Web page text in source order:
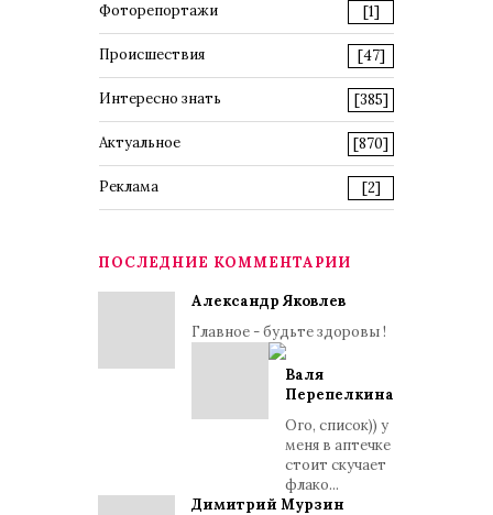
Фоторепортажи [1]
Происшествия [47]
Интересно знать [385]
Актуальное [870]
Реклама [2]
ПОСЛЕДНИЕ КОММЕНТАРИИ
Александр Яковлев
Главное - будьте здоровы !
Валя
Перепелкина
Ого, список)) у
меня в аптечке
стоит скучает
флако...
Димитрий Мурзин